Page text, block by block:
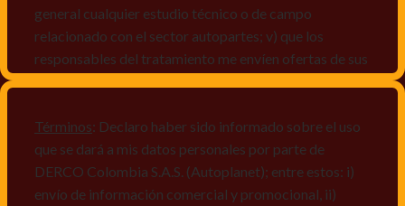
general cualquier estudio técnico o de campo
relacionado con el sector autopartes; v) que los
responsables del tratamiento me envíen ofertas de sus
mismos, vi) crear bases de datos de acuerdo a las
características y perfiles de los titulares de Datos
Personales, v) encuestas de satisfacción, vi) reportes
recall.
Términos: Declaro haber sido informado sobre el uso
que se dará a mis datos personales por parte de
DERCO Colombia S.A.S. (Autoplanet); entre estos: i)
envío de información comercial y promocional, ii)